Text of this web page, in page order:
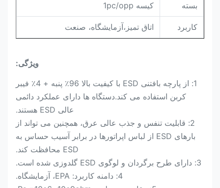
بسته کیسه 1pc/opp
کاربرد اتاق تمیز،آزمایشگاه، صنعت
ویژگی:
1: از پارچه بافتنی ESD با کیفیت بالا 96٪ پنبه + 4٪ فیبر
کربن استفاده می کند.دستگاه ها دارای عملکرد دائمی
عالی ESD هستند.
2: قابلیت تنفس و جذب عالی عرق، همچنین می تواند از
بارهای ESD از لباس اپراتورها در برابر آسیب حساس به
ESD محافظت کند.
3: دارای طرح برگردان و لوگوی ESD گلدوزی شده است.
4: دامنه کاربرد: EPA، آزمایشگاه.